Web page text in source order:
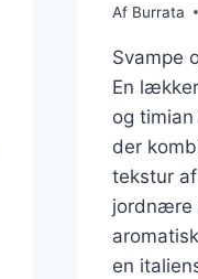
Af Burrata
Svampe
En
og
der
tekstur
jordnære
en